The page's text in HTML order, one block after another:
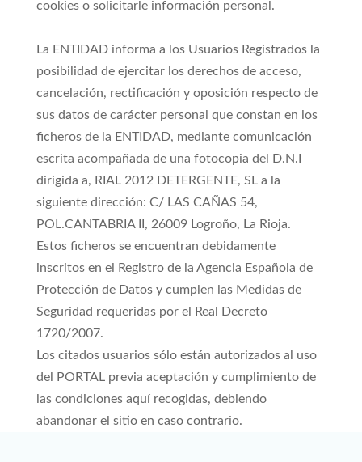
cookies o solicitarle información personal.
La ENTIDAD informa a los Usuarios Registrados la
posibilidad de ejercitar los derechos de acceso,
cancelación, rectificación y oposición respecto de
sus datos de carácter personal que constan en los
ficheros de la ENTIDAD, mediante comunicación
escrita acompañada de una fotocopia del D.N.I
dirigida a, RIAL 2012 DETERGENTE, SL a la
siguiente dirección: C/ LAS CAÑAS 54,
POL.CANTABRIA II, 26009 Logroño, La Rioja.
Estos ficheros se encuentran debidamente
inscritos en el Registro de la Agencia Española de
Protección de Datos y cumplen las Medidas de
Seguridad requeridas por el Real Decreto
1720/2007.
Los citados usuarios sólo están autorizados al uso
del PORTAL previa aceptación y cumplimiento de
las condiciones aquí recogidas, debiendo
abandonar el sitio en caso contrario.